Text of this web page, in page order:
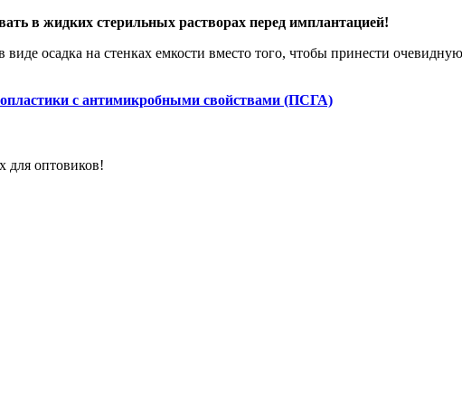
в жидких стерильных растворах перед имплантацией!
осадка на стенках емкости вместо того, чтобы принести
с антимикробными свойствами (ПСГА)
для оптовиков!